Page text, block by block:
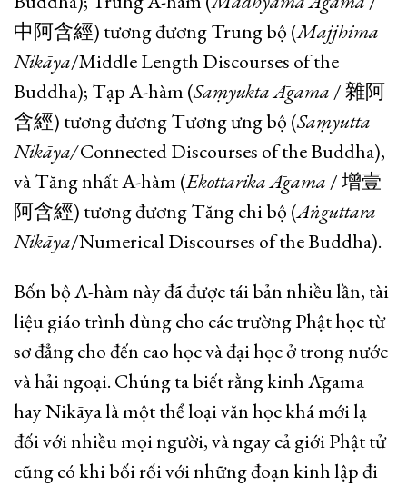
中阿含經) tương đương Trung bộ (Majjhima
Nikāya/Middle Length Discourses of the
Buddha); Tạp A-hàm (Saṃyukta Āgama / 雜阿
含經) tương đương Tương ưng bộ (Saṃyutta
Nikāya/Connected Discourses of the Buddha),
và Tăng nhất A-hàm (Ekottarika Āgama / 增壹
阿含經) tương đương Tăng chi bộ (Aṅguttara
Nikāya/Numerical Discourses of the Buddha).
Bốn bộ A-hàm này đã được tái bản nhiều lần, tài
liệu giáo trình dùng cho các trường Phật học từ
sơ đẳng cho đến cao học và đại học ở trong nước
và hải ngoại. Chúng ta biết rằng kinh Āgama
hay Nikāya là một thể loại văn học khá mới lạ
đối với nhiều mọi người, và ngay cả giới Phật tử
cũng có khi bối rối với những đoạn kinh lập đi